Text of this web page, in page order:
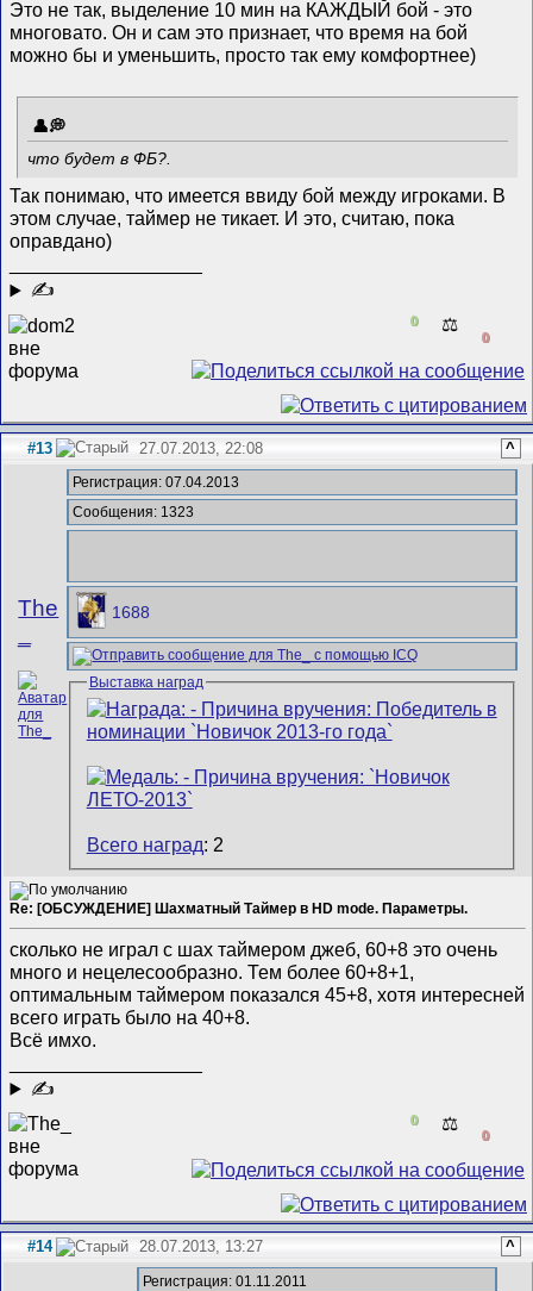
Это не так, выделение 10 мин на КАЖДЫЙ бой - это
многовато. Он и сам это признает, что время на бой
можно бы и уменьшить, просто так ему комфортнее)
что будет в ФБ?.
Так понимаю, что имеется ввиду бой между игроками. В
этом случае, таймер не тикает. И это, считаю, пока
оправдано)
✍
0 ⚖️
0
#13 27.07.2013, 22:08 ^
The
Регистрация: 07.04.2013
Сообщения: 1323
1688
Выставка наград
Всего наград: 2
Re: [ОБСУЖДЕНИЕ] Шахматный Таймер в HD mode. Параметры.
сколько не играл с шах таймером джеб, 60+8 это очень
много и нецелесообразно. Тем более 60+8+1,
оптимальным таймером показался 45+8, хотя интересней
всего играть было на 40+8.
Всё имхо.
✍
0 ⚖️
0
#14 28.07.2013, 13:27 ^
Регистрация: 01.11.2011